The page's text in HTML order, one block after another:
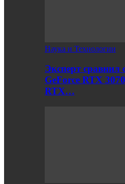
Наука и Технологии
Эксперт сравнил
GeForce RTX
RTX…